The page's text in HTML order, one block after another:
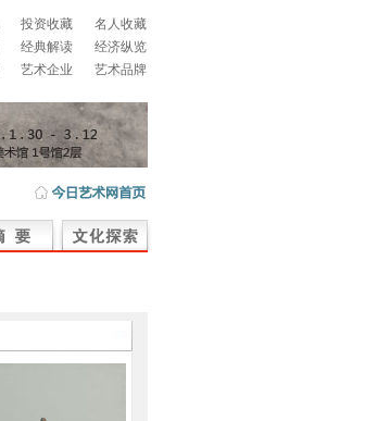
投资收藏
经典解读
艺术企业
名人收藏
经济纵览
艺术品牌